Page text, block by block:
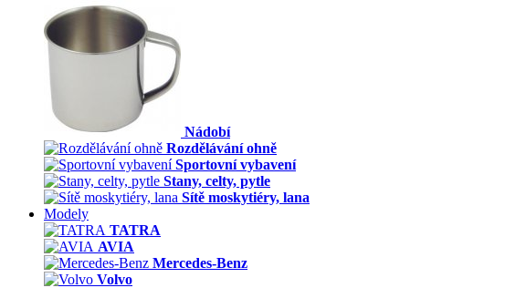
Nádobí
Rozdělávání ohně
Sportovní vybavení
Stany, celty, pytle
Sítě moskytiéry, lana
Modely
TATRA
AVIA
Mercedes-Benz
Volvo